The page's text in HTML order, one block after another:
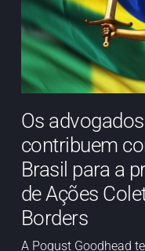
Os
contribuem
Brasil para a
de Ações
Borders
A Pogust Goodhead